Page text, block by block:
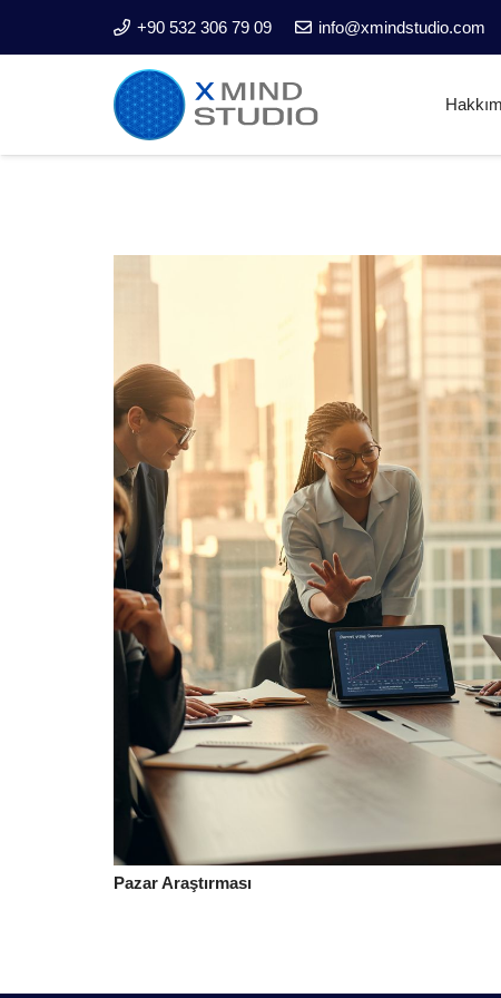
+90 532 306 79 09 info@xmindstudio.com
Pazar Araştırması